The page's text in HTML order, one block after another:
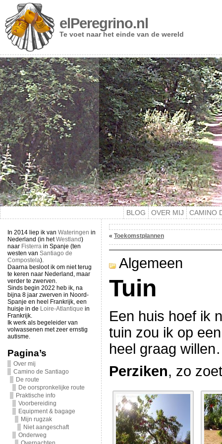
elPeregrino.nl
Te voet naar het einde van de wereld
BLOG OVER MIJ CAMINO
In 2014 liep ik van Wateringen in
Nederland (in hetWestland)
naar Fisterrain Spanje (ten
westen van Santiago de
Compostela).
Daarna besloot ik om niet terug
te keren naar Nederland, maar
verder te zwerven.
Sinds begin 2022 heb ik, na
bijna 8 jaar zwerven in Noord-
Spanje en heel Frankrijk, een
huisje in de Loire-Atlantique in
Frankrijk.
Ik werk als begeleider van
volwassenen met zeer ernstig
autisme.
Pagina’s
Over mij
Camino de Santiago
De route
De oorspronkelijke route
Praktische info
Voorbereiding
Equipment & bagage
Mijn rugzak
Niet aangeschaft
Onderweg
« Toekomstplannen
Algemeen
Tuin
Een huis hoef ik
tuin zou ik op
heel graag
Perziken, zo